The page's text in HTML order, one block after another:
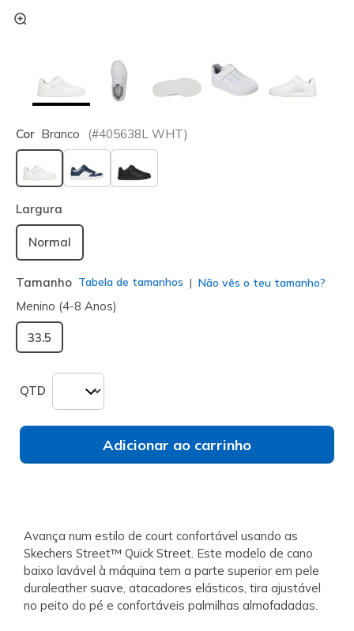
Cor Branco (#405638L WHT)
selecionado
Largura
Normal
Tamanho Tabela de tamanhos Não vês o teu tamanho?
Menino (4-8 Anos)
33.5
QTD
Adicionar ao carrinho
Avança num estilo de court confortável usando as
Skechers Street™ Quick Street. Este modelo de cano
baixo lavável à máquina tem a parte superior em pele
duraleather suave, atacadores elásticos, tira ajustável
no peito do pé e confortáveis palmilhas almofadadas.